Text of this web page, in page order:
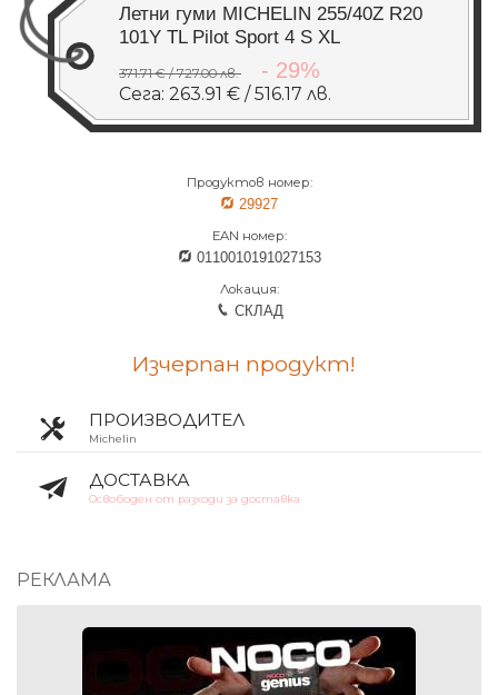
Летни гуми MICHELIN 255/40Z R20
101Y TL Pilot Sport 4 S XL
371.71 € / 727.00 лв. - 29%
Сега: 263.91 € / 516.17 лв.
Продуктов номер:
29927
EAN номер:
0110010191027153
Локация:
СКЛАД
Изчерпан продукт!
ПРОИЗВОДИТЕЛ
Michelin
ДОСТАВКА
Освободен от разходи за доставка
РЕКЛАМА